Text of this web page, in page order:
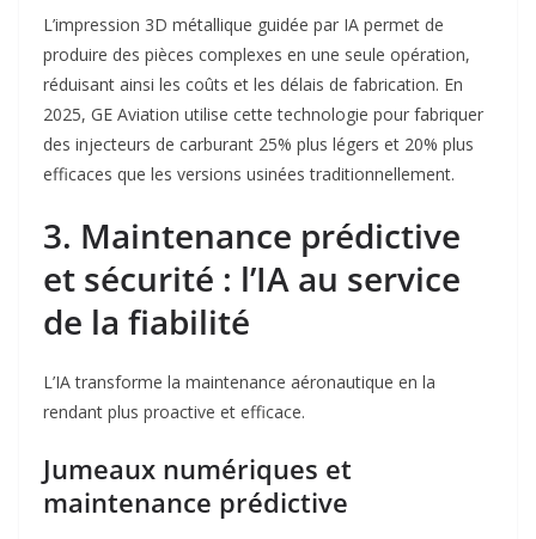
L’impression 3D métallique guidée par IA permet de
produire des pièces complexes en une seule opération,
réduisant ainsi les coûts et les délais de fabrication. En
2025, GE Aviation utilise cette technologie pour fabriquer
des injecteurs de carburant 25% plus légers et 20% plus
efficaces que les versions usinées traditionnellement.
3. Maintenance prédictive
et sécurité : l’IA au service
de la fiabilité
L’IA transforme la maintenance aéronautique en la
rendant plus proactive et efficace.
Jumeaux numériques et
maintenance prédictive